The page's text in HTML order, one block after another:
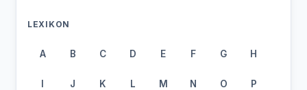
LEXIKON
A B C D E F G H
I J K L M N O P